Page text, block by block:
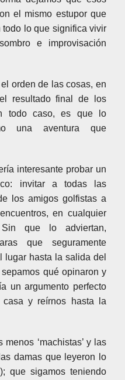
el mismo estupor que
lo que significa vivir
e improvisación
orden de las cosas, en
resultado final de los
todo caso, es que lo
una aventura que
interesante probar un
invitar a todas las
los amigos golfistas a
en cualquier
que lo adviertan,
que seguramente
lugar hasta la salida del
qué opinaron y
un argumento perfecto
y reírnos hasta la
‘machistas’ y las
damas que leyeron lo
que sigamos teniendo